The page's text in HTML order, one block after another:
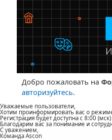
Добро пожаловать на
авторизуйтесь.
Уважаемые пользователи,
Хотим проинформировать вас о
Регистрация будет доступна с 8:00
Благодарим вас за понимание и
С уважением,
Команда Ascon